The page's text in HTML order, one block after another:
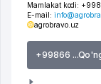
Mamlakat kodi: +998
E-mail:
agrobravo.uz
+99866